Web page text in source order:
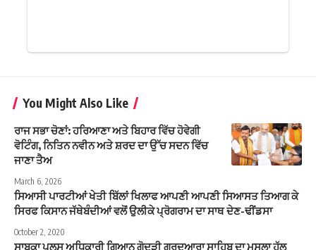
You Might Also Like
ਰਾਜ ਸਭਾ ਚੋਣਾਂ: ਹਰਿਆਣਾ ਅਤੇ ਬਿਹਾਰ ਵਿੱਚ ਹੋਵੇਗੀ
ਵੋਟਿੰਗ, ਨਿਤਿਨ ਨਵੀਨ ਅਤੇ ਸ਼ਰਦ ਦਾ ਉੱਚ ਸਦਨ ਵਿੱਚ
ਜਾਣਾ ਤੈਅ
March 6, 2026
ਸਿਆਸੀ ਪਾਰਟੀਆਂ ਖੇਤੀ ਬਿੱਲਾਂ ਖਿਲਾਫ ਆਪਣੀ ਆਪਣੀ ਸਿਆਸਤ ਤਿਆਗ ਕੇ
ਸਿਰਫ ਕਿਸਾਨ ਜੱਥੇਬੰਦੀਆਂ ਵਲੋਂ ਉਲੀਕੇ ਪ੍ਰੋਗਰਾਮ ਦਾ ਸਾਥ ਦੇਣ-ਢੀਂਡਸਾ
October 2, 2020
ਸਾਬਕਾ ਪੁਲਸ ਅਧਿਕਾਰੀ ਗਿਆਨ ਗੋਦੜੀ ਗੁਰਦੁਆਰਾ ਸਾਹਿਬ ਦਾ ਮਸਲਾ ਹੱਲ